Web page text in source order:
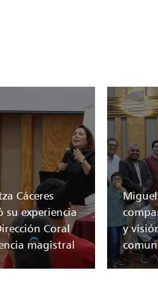
Cáceres
su experiencia
Coral
magistral
y